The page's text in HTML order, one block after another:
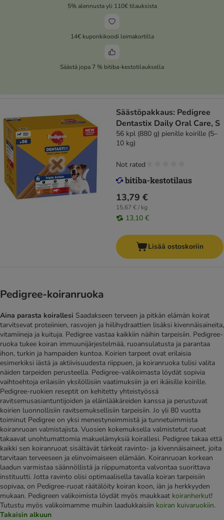
5% alennusta yli 110€ tilauksista
14€ kuponkikoodi leimakortilla
Säästä jopa 7 % bitiba-kestotilauksella
Säästöpakkaus: Pedigree
Dentastix Daily Oral Care, S
56 kpl (880 g) pienille koirille (5–
10 kg)
13,79 €
15,67 € / kg
13,10 €
Not rated
Lisää ostoskoriin
Pedigree-koiranruoka
Aina parasta koirallesi Saadakseen terveen ja pitkän elämän koirat
tarvitsevat proteiinien, rasvojen ja hiilihydraattien lisäksi kivennäisaineita,
vitamiineja ja kuituja. Pedigree vastaa kaikkiin näihin tarpeisiin. Pedigree-
ruoka tukee koiran immuunijärjestelmää, ruoansulatusta ja parantaa
ihon, turkin ja hampaiden kuntoa. Koirien tarpeet ovat erilaisia
esimerkiksi iästä ja aktiivisuudesta riippuen, ja koiranruoka tulisi valita
näiden tarpeiden perusteella. Pedigree-valikoimasta löydät sopivia
vaihtoehtoja erilaisiin yksilöllisiin vaatimuksiin ja eri ikäisille koirille.
Pedigree-ruokien reseptit on kehitetty yhteistyössä
ravitsemusasiantuntijoiden ja eläinlääkäreiden kanssa ja perustuvat
koirien luonnollisiin ravitsemuksellisiin tarpeisiin. Jo yli 80 vuotta
toiminut Pedigree on yksi menestyneimmistä ja tunnetuimmista
koiranruoan valmistajista. Vuosien kokemuksella valmistetut ruoat
takaavat unohtumattomia makuelämyksiä koirallesi. Pedigree takaa että
kaikki sen koiranruoat sisältävät tärkeät ravinto- ja kivennäisaineet, joita
tarvitaan terveeseen ja elinvoimaiseen elämään. Koiranruoan korkean
laadun varmistaa säännöllistä ja riippumatonta valvontaa suorittava
instituutti. Jotta ravinto olisi optimaalisella tavalla koiran tarpeisiin
sopivaa, on Pedigree-ruoat räätälöity koiran koon, iän ja herkkyyden
mukaan. Pedigreen valikoimista löydät myös maukkaat koiranherkut!
Tutustu myös valikoimamme muihin laadukkaisiin koiran kuivaruokiin.
Takaisin alkuun